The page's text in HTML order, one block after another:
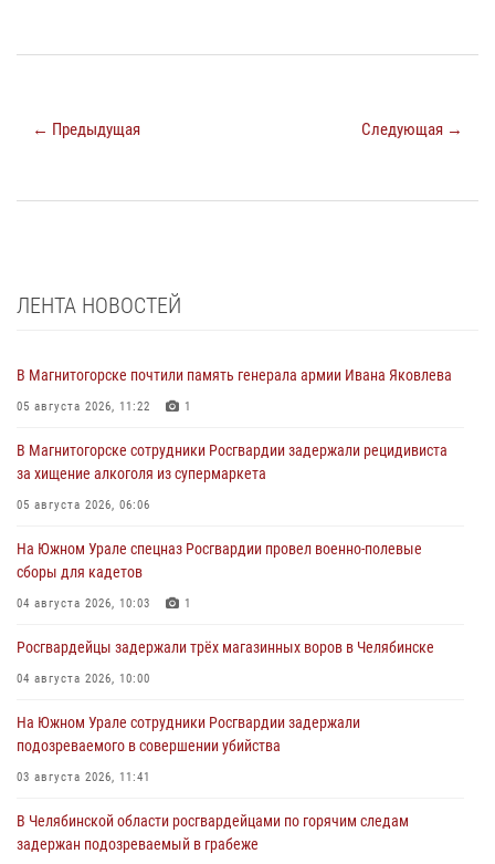
← Предыдущая Следующая →
ЛЕНТА НОВОСТЕЙ
В Магнитогорске почтили память генерала армии Ивана Яковлева
05 августа 2026, 11:22 1
В Магнитогорске сотрудники Росгвардии задержали рецидивиста
за хищение алкоголя из супермаркета
05 августа 2026, 06:06
На Южном Урале спецназ Росгвардии провел военно-полевые
сборы для кадетов
04 августа 2026, 10:03 1
Росгвардейцы задержали трёх магазинных воров в Челябинске
04 августа 2026, 10:00
На Южном Урале сотрудники Росгвардии задержали
подозреваемого в совершении убийства
03 августа 2026, 11:41
В Челябинской области росгвардейцами по горячим следам
задержан подозреваемый в грабеже